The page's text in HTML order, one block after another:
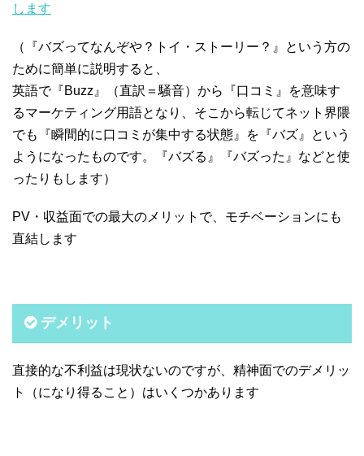
します
（『バズってなんぞや？トイ・ストーリー？』という方の
ために簡単に説明すると、
英語で『Buzz』（直訳＝騒音）から『口コミ』を意味す
るマーケティング用語となり、そこから転じてネット界隈
でも『瞬間的に口コミが集中する状態』を『バズ』という
ようになったものです。『バズる』『バズった』などと使
ったりもします）
PV・収益面での最大のメリットで、モチベーションにも
直結します
デメリット
直接的な不利益は現状ないのですが、精神面でのデメリッ
ト（になり得ること）はいくつかあります